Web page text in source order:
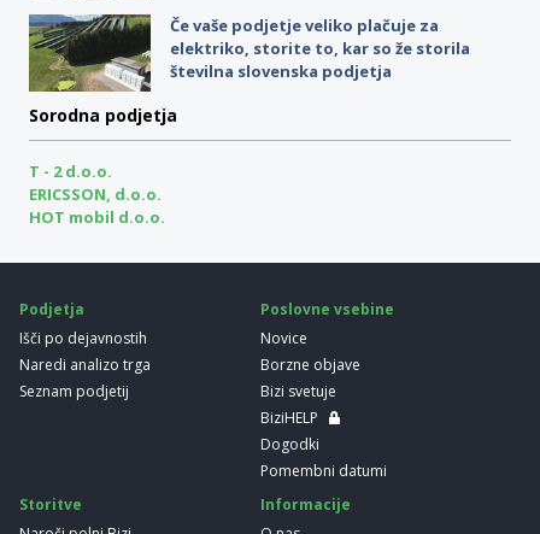
Če vaše podjetje veliko plačuje za
elektriko, storite to, kar so že storila
številna slovenska podjetja
Sorodna podjetja
T - 2 d.o.o.
ERICSSON, d.o.o.
HOT mobil d.o.o.
Podjetja
Išči po dejavnostih
Naredi analizo trga
Seznam podjetij
Poslovne vsebine
Novice
Borzne objave
Bizi svetuje
BiziHELP
Dogodki
Pomembni datumi
Storitve
Informacije